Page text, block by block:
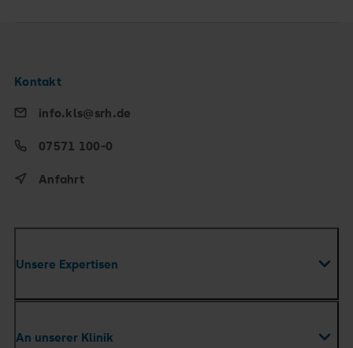
Unsere Expertisen
Zentren
An unserer Klinik
Kontakt
info.kls@srh.de
07571 100-0
Anfahrt